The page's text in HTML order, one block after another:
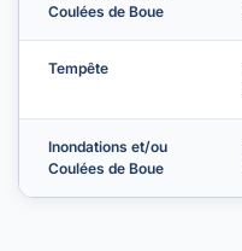
Coulées de Boue
Tempête
Inondations et/ou
Coulées de Boue